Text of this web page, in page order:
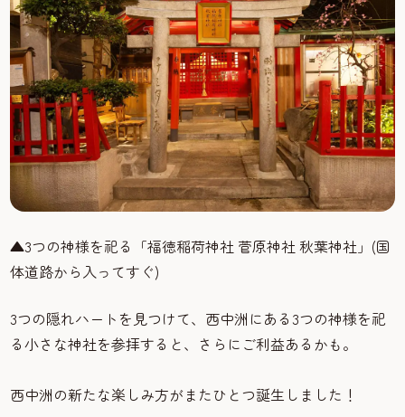
▲3つの神様を祀る「福徳稲荷神社 菅原神社 秋葉神社」 (国
体道路から入ってすぐ)
3つの隠れハートを見つけて、西中洲にある3つの神様を祀
る小さな神社を参拝すると、さらにご利益あるかも。
西中洲の新たな楽しみ方がまたひとつ誕生しました！